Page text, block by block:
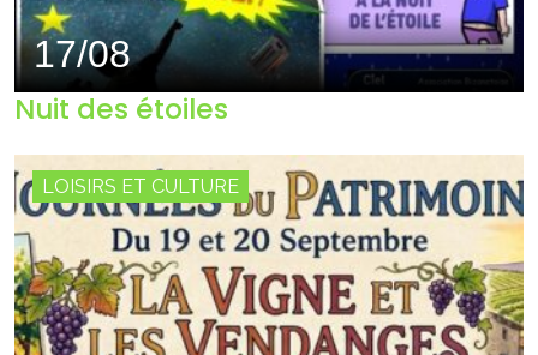
17/08
Nuit des étoiles
LOISIRS ET CULTURE